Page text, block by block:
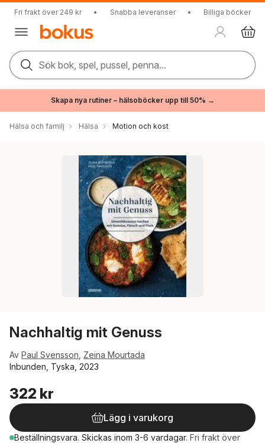
Fri frakt över 249 kr • Snabba leveranser • Billiga böcker
Sök bok, spel, pussel, penna...
Skapa nya rutiner – hälsoböcker upp till 50% →
Hälsa och familj Hälsa Motion och kost
Nachhaltig mit Genuss
Av Paul Svensson Zeina Mourtada
Inbunden, Tyska, 2023
322 kr
Lägg i varukorg
Beställningsvara. Skickas inom 3-6 vardagar. Fri frakt över